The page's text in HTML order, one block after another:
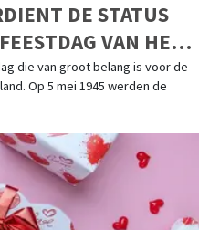
DE STATUS
VAN HET
die van groot belang is voor de
Op 5 mei 1945 werden de